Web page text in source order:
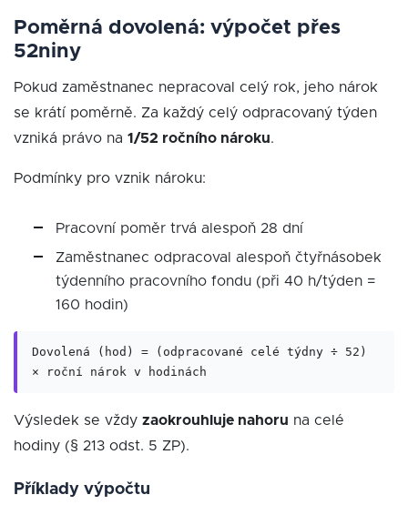
Poměrná dovolená: výpočet přes
52niny
Pokud zaměstnanec nepracoval celý rok, jeho nárok
se krátí poměrně. Za každý celý odpracovaný týden
vzniká právo na 1/52 ročního nároku.
Podmínky pro vznik nároku:
Pracovní poměr trvá alespoň 28 dní
Zaměstnanec odpracoval alespoň čtyřnásobek
týdenního pracovního fondu (při 40 h/týden =
160 hodin)
Dovolená (hod) = (odpracované celé týdny ÷ 52)
× roční nárok v hodinách
Výsledek se vždy zaokrouhluje nahoru na celé
hodiny (§ 213 odst. 5 ZP).
Příklady výpočtu